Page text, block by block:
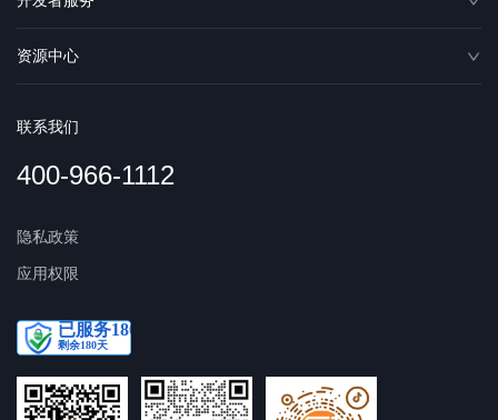
资源中心
联系我们
400-966-1112
隐私政策
应用权限